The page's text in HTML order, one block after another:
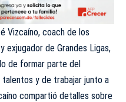
Vizcaíno, coach de los
exjugador de Grandes Ligas,
de formar parte del
y de trabajar junto a
compartió detalles sobre